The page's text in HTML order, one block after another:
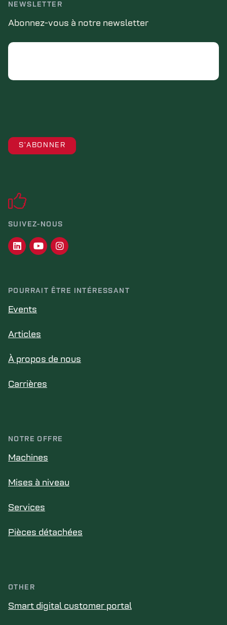
NEWSLETTER
Abonnez-vous à notre newsletter
Email
SUIVEZ-NOUS
POURRAIT ÊTRE INTÉRESSANT
Events
Articles
À propos de nous
Carrières
NOTRE OFFRE
Machines
Mises à niveau
Services
Pièces détachées
OTHER
Smart digital customer portal